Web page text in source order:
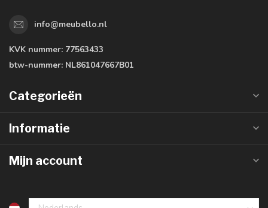
info@meubello.nl
KVK nummer: 77563433
btw-nummer: NL861047667B01
Categorieën
Informatie
Mijn account